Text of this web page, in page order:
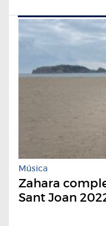
Música
Zahara
Sant Joan